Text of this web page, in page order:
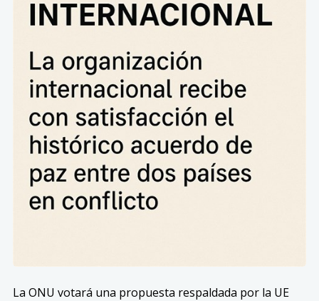
La ONU votará una propuesta respaldada por la UE